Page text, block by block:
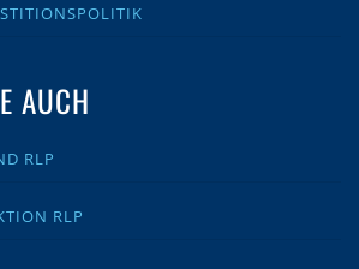
AUCH
RLP
RLP